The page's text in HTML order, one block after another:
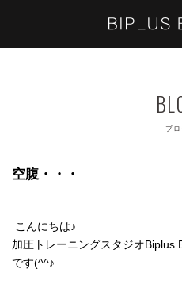
ブロ
空腹・・・
こんにちは♪
加圧トレーニングスタジオ
です(^^♪